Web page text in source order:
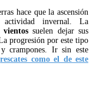
hace que la ascensión
actividad invernal. La
suelen dejar sus
progresión por este tipo
crampones. Ir sin este
rescates como el de este